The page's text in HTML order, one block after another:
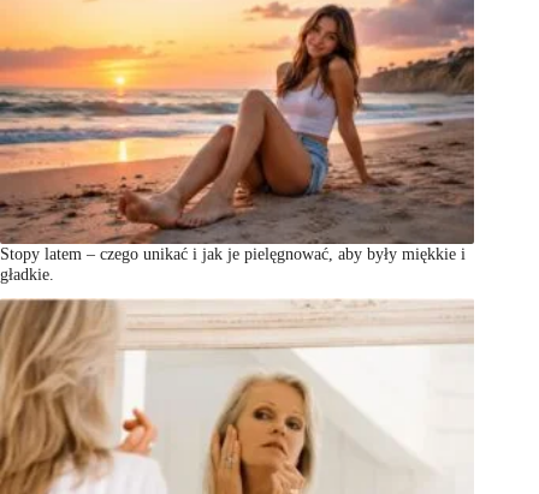
Stopy latem – czego unikać i jak je pielęgnować, aby były miękkie i
gładkie.